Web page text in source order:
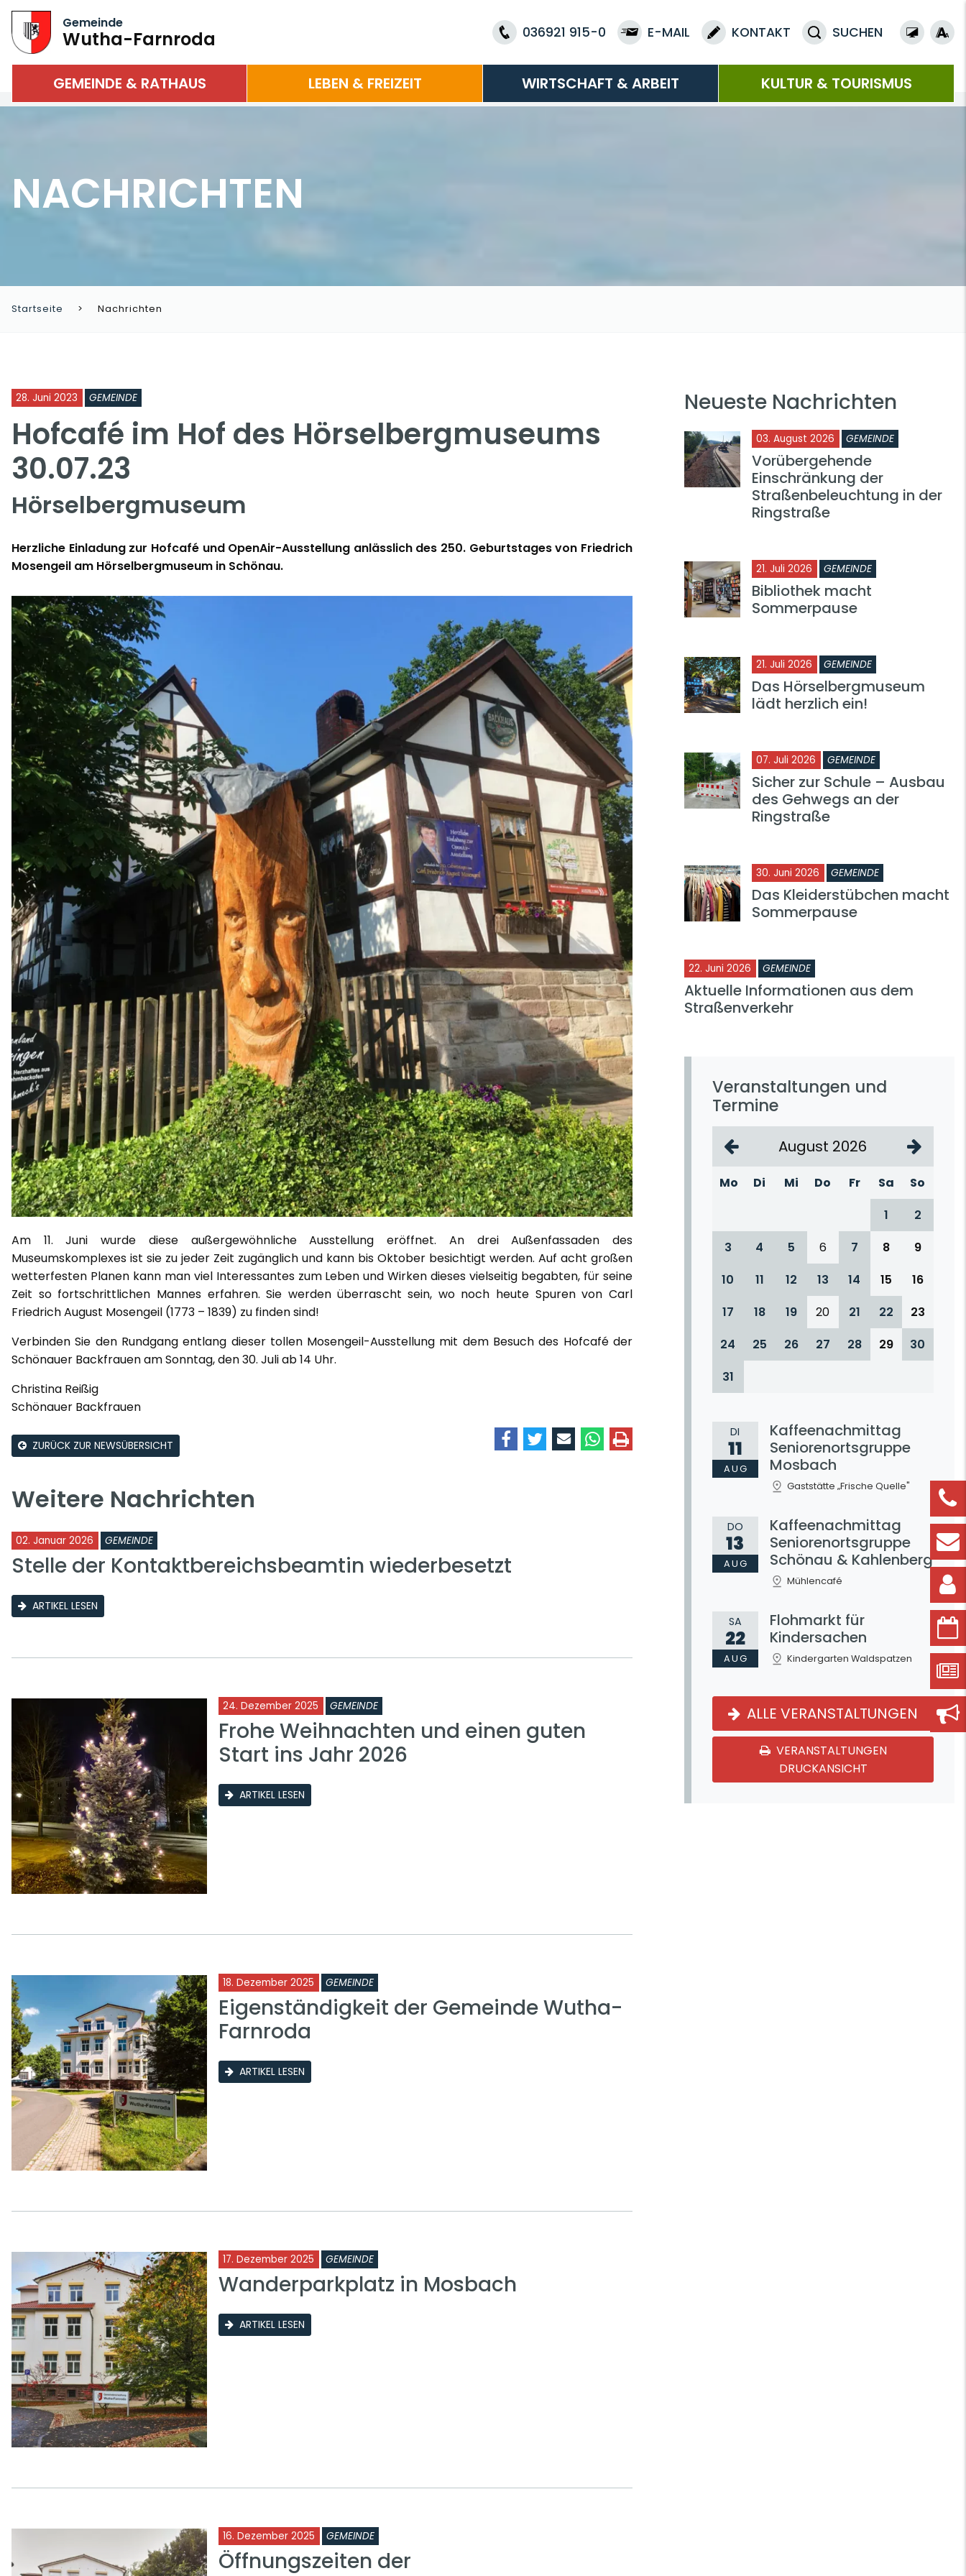
Gemeinde
Wutha-Farnroda 036921 915-0 E-MAIL KONTAKT SUCHEN
GEMEINDE & RATHAUS LEBEN & FREIZEIT WIRTSCHAFT & ARBEIT KULTUR & TOURISMUS
NACHRICHTEN
Startseite Nachrichten
28. Juni 2023 GEMEINDE
Hofcafé im Hof des Hörselbergmuseums
30.07.23
Hörselbergmuseum
Herzliche Einladung zur Hofcafé und OpenAir-Ausstellung anlässlich des 250. Geburtstages von Friedrich
Mosengeil am Hörselbergmuseum in Schönau.
Am 11. Juni wurde diese außergewöhnliche Ausstellung eröffnet. An drei Außenfassaden des
Museumskomplexes ist sie zu jeder Zeit zugänglich und kann bis Oktober besichtigt werden. Auf acht großen
wetterfesten Planen kann man viel Interessantes zum Leben und Wirken dieses vielseitig begabten, für seine
Zeit so fortschrittlichen Mannes erfahren. Sie werden überrascht sein, wo noch heute Spuren von Carl
Friedrich August Mosengeil (1773 – 1839) zu finden sind!
Verbinden Sie den Rundgang entlang dieser tollen Mosengeil-Ausstellung mit dem Besuch des Hofcafé der
Schönauer Backfrauen am Sonntag, den 30. Juli ab 14 Uhr.
Christina Reißig
Schönauer Backfrauen
ZURÜCK ZUR NEWSÜBERSICHT
Weitere Nachrichten
02. Januar 2026 GEMEINDE
Stelle der Kontaktbereichsbeamtin wiederbesetzt
ARTIKEL LESEN
24. Dezember 2025 GEMEINDE
Frohe Weihnachten und einen guten
Start ins Jahr 2026
ARTIKEL LESEN
18. Dezember 2025 GEMEINDE
Eigenständigkeit der Gemeinde Wutha-
Farnroda
ARTIKEL LESEN
17. Dezember 2025 GEMEINDE
Wanderparkplatz in Mosbach
ARTIKEL LESEN
16. Dezember 2025 GEMEINDE
Öffnungszeiten der
Neueste Nachrichten
03. August 2026 GEMEINDE
Vorübergehende
Einschränkung der
Straßenbeleuchtung in der
Ringstraße
21. Juli 2026 GEMEINDE
Bibliothek macht
Sommerpause
21. Juli 2026 GEMEINDE
Das Hörselbergmuseum
lädt herzlich ein!
07. Juli 2026 GEMEINDE
Sicher zur Schule – Ausbau
des Gehwegs an der
Ringstraße
30. Juni 2026 GEMEINDE
Das Kleiderstübchen macht
Sommerpause
22. Juni 2026 GEMEINDE
Aktuelle Informationen aus dem
Straßenverkehr
Veranstaltungen und
Termine
August 2026
Mo Di Mi Do Fr Sa
So
1
2
3
4 5 6 7 8
9
10
11 12 13 14 15
16
17
18 19 20 21 22
23
24
25 26 27 28 29
30
31
DI
11
AUG
Kaffeenachmittag
Seniorenortsgruppe
Mosbach
Gaststätte „Frische Quelle"
DO
13
AUG
Kaffeenachmittag
Seniorenortsgruppe
Schönau & Kahlenberg
Mühlencafé
SA
22
AUG
Flohmarkt für
Kindersachen
Kindergarten Waldspatzen
ALLE VERANSTALTUNGEN
VERANSTALTUNGEN
DRUCKANSICHT